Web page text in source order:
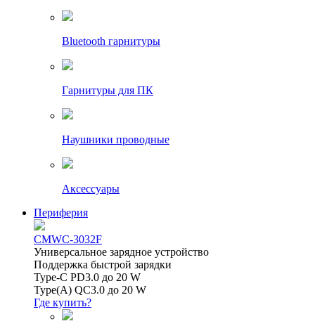
Bluetooth гарнитуры
Гарнитуры для ПК
Наушники проводные
Аксессуары
Периферия
CMWC-3032F
Универсальное зарядное устройство
Поддержка быстрой зарядки
Type-C PD3.0 до 20 W
Type(A) QC3.0 до 20 W
Где купить?